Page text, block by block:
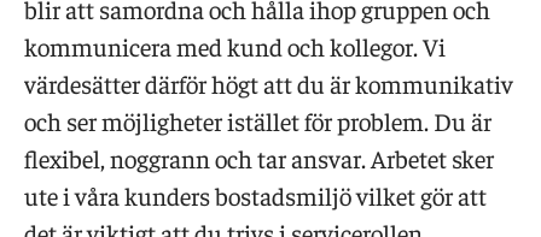
blir att samordna och hålla ihop gruppen och
kommunicera med kund och kollegor. Vi
värdesätter därför högt att du är kommunikativ
och ser möjligheter istället för problem. Du är
flexibel, noggrann och tar ansvar. Arbetet sker
ute i våra kunders bostadsmiljö vilket gör att